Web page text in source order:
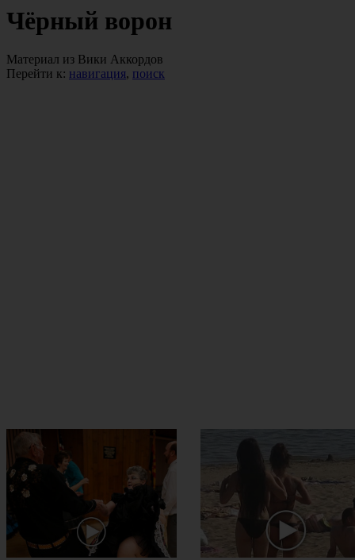
Чёрный ворон
Материал из Вики Аккордов
Перейти к: навигация, поиск